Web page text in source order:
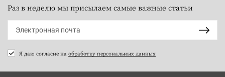
Раз в неделю мы присылаем самые важные статьи
Я даю согласие на обработку персональных данных